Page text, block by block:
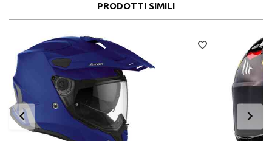
PRODOTTI SIMILI